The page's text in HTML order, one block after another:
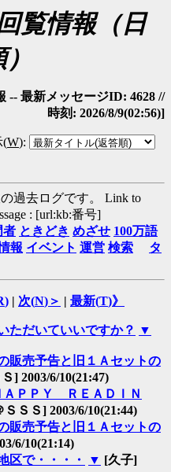
覧情報（日
-- 最新メッセージID: 4628 //
時刻: 2026/8/9(02:56)]
(W):
過去ログです。 Link to
: [url:kb:番号]
者 ときどき めざせ 100万語
報 イベント 運営 検索
タ
) | 次(N)＞ | 最新(T)》
ただいていいですか？ ▼
販売予告と旧１Ａセットの
] 2003/6/10(21:47)
ＡＰＰＹ ＲＥＡＤＩＮ
ＳＳＳ] 2003/6/10(21:44)
販売予告と旧１Ａセットの
6/10(21:14)
区で・・・・ ▼ [久子]